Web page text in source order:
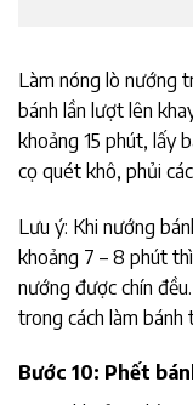
Làm nóng lò nướng
bánh lần lượt lên
khoảng 15 phút, lấy
cọ quét khô, phủi
Lưu ý: Khi nướng
khoảng 7 – 8 phút
nướng được chín
trong cách làm bánh
Bước 10: Phết